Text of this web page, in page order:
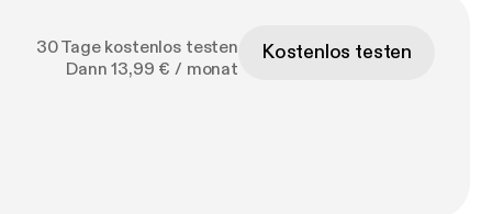
30 Tage kostenlos testen
Dann 13,99 € / monat
Kostenlos testen